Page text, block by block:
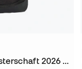
Deutschland Weltmeisterschaft 2026 (26,7 L) Rucksack